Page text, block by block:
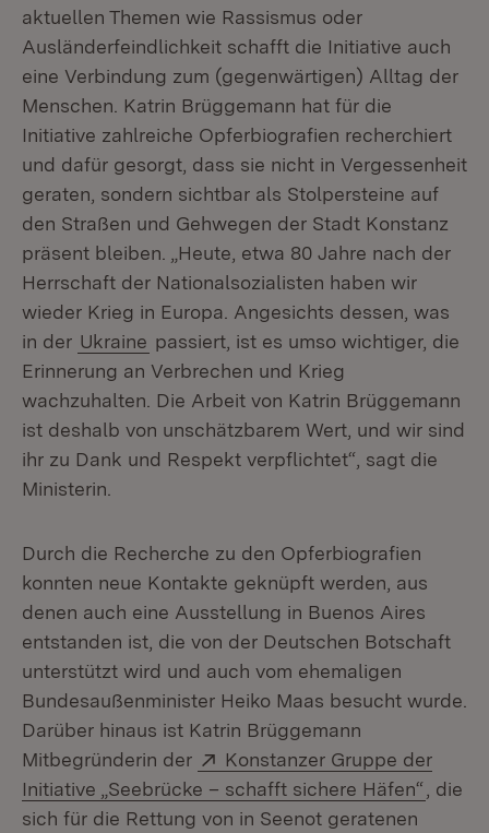
aktuellen Themen wie Rassismus oder
Ausländerfeindlichkeit schafft die Initiative auch
eine Verbindung zum (gegenwärtigen) Alltag der
Menschen. Katrin Brüggemann hat für die
Initiative zahlreiche Opferbiografien recherchiert
und dafür gesorgt, dass sie nicht in Vergessenheit
geraten, sondern sichtbar als Stolpersteine auf
den Straßen und Gehwegen der Stadt Konstanz
präsent bleiben. „Heute, etwa 80 Jahre nach der
Herrschaft der Nationalsozialisten haben wir
wieder Krieg in Europa. Angesichts dessen, was
in der Ukraine passiert, ist es umso wichtiger, die
Erinnerung an Verbrechen und Krieg
wachzuhalten. Die Arbeit von Katrin Brüggemann
ist deshalb von unschätzbarem Wert, und wir sind
ihr zu Dank und Respekt verpflichtet“, sagt die
Ministerin.
Durch die Recherche zu den Opferbiografien
konnten neue Kontakte geknüpft werden, aus
denen auch eine Ausstellung in Buenos Aires
entstanden ist, die von der Deutschen Botschaft
unterstützt wird und auch vom ehemaligen
Bundesaußenminister Heiko Maas besucht wurde.
Darüber hinaus ist Katrin Brüggemann
Mitbegründerin der
Extern:
Konstanzer Gruppe der
Initiative „Seebrücke – schafft sichere Häfen“ , die
sich für die Rettung von in Seenot geratenen